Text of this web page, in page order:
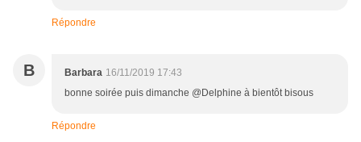
Répondre
B Barbara 16/11/2019 17:43
bonne soirée puis dimanche @Delphine à bientôt bisous
Répondre